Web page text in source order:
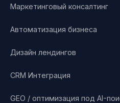
Маркетинговый консалтинг
Автоматизация бизнеса
Дизайн лендингов
CRM Интеграция
GEO / оптимизация под AI-